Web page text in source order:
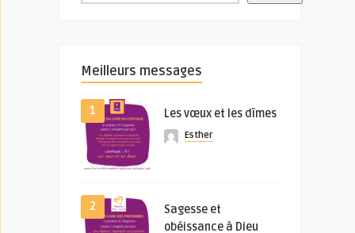
Meilleurs messages
1 Les vœux et les dîmes
Esther
2
Sagesse et
obéissance à Dieu